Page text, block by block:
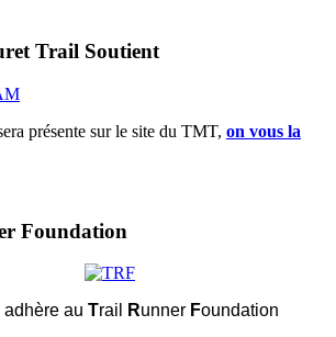
Trail Soutient
présente sur le site du TMT, on vous la
Foundation
adhère au Trail Runner Foundation